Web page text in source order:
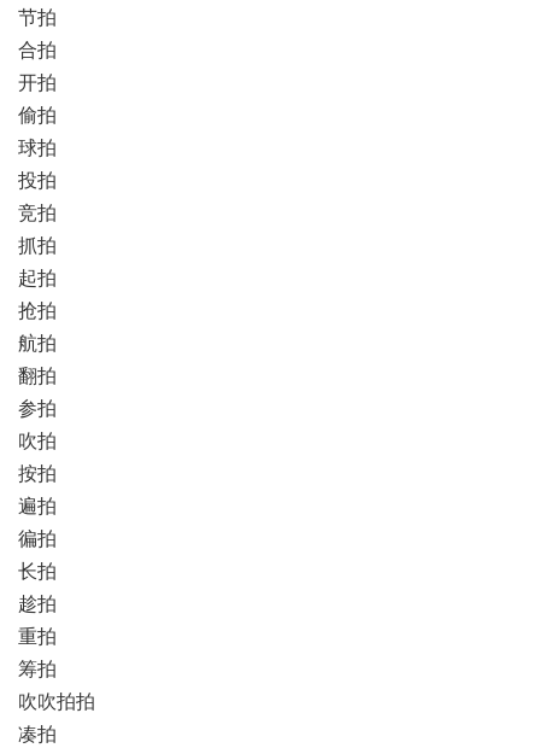
节拍
合拍
开拍
偷拍
球拍
投拍
竞拍
抓拍
起拍
抢拍
航拍
翻拍
参拍
吹拍
按拍
遍拍
徧拍
长拍
趁拍
重拍
筹拍
吹吹拍拍
凑拍